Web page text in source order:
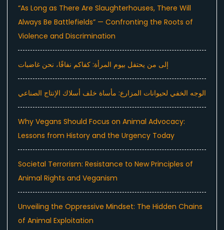
“As Long as There Are Slaughterhouses, There Will
Always Be Battlefields” — Confronting the Roots of
Violence and Discrimination
إلى من يحتفل بيوم المرأة: كفاكم نفاقًا، نحن غاضبات
الوجه الخفي لحيوانات المزارع: مأساة خلف أسلاك الإنتاج الصناعي
Why Vegans Should Focus on Animal Advocacy:
Lessons from History and the Urgency Today
Societal Terrorism: Resistance to New Principles of
Animal Rights and Veganism
Unveiling the Oppressive Mindset: The Hidden Chains
of Animal Exploitation